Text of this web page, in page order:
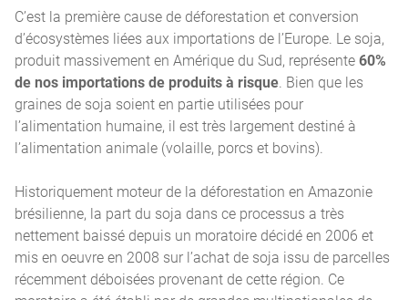
C’est la première cause de déforestation et conversion
d’écosystèmes liées aux importations de l’Europe. Le soja,
produit massivement en Amérique du Sud, représente60%
de nos importations de produits à risque . Bien que les
graines de soja soient en partie utilisées pour
l’alimentation humaine, il est très largement destiné à
l’alimentation animale (volaille, porcs et bovins).
Historiquement moteur de la déforestation en Amazonie
brésilienne, la part du soja dans ce processus a très
nettement baissé depuis un moratoire décidé en 2006 et
mis en oeuvre en 2008 sur l’achat de soja issu de parcelles
récemment déboisées provenant de cette région. Ce